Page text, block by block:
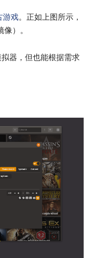
游戏。正如上图所示，
）。
器，但也能根据需求